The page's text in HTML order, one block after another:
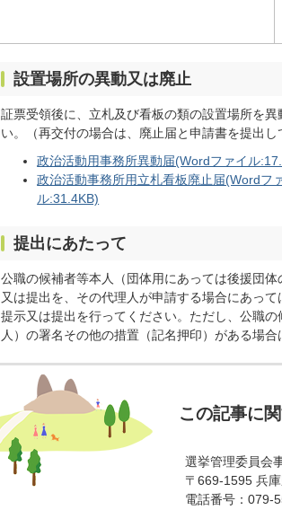
設置場所の異動又は廃止
証票受領後に、立札及び看板の類の設置場所を
い。（再交付の場合は、廃止届と申請書を提出し
政治活動用事務所異動届(Wordファイル
政治活動事務所用立札看板廃止届(Wordフ
ル:31.4KB)
提出にあたって
公職の候補者等本人（団体用にあっては後援団
又は提出を、その代理人が申請する場合にあっ
提示又は提出を行ってください。ただし、公職
人）の署名その他の措置（記名押印）がある場合
この記事に
選挙管理委員会
〒669-1595 兵
電話番号：079-